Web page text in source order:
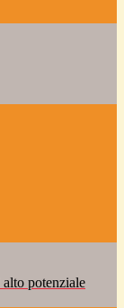
potenziale